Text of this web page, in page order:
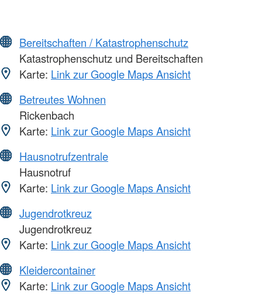
Bereitschaften / Katastrophenschutz
Katastrophenschutz und Bereitschaften
Karte: Link zur Google Maps Ansicht
Betreutes Wohnen
Rickenbach
Karte: Link zur Google Maps Ansicht
Hausnotrufzentrale
Hausnotruf
Karte: Link zur Google Maps Ansicht
Jugendrotkreuz
Jugendrotkreuz
Karte: Link zur Google Maps Ansicht
Kleidercontainer
Karte: Link zur Google Maps Ansicht